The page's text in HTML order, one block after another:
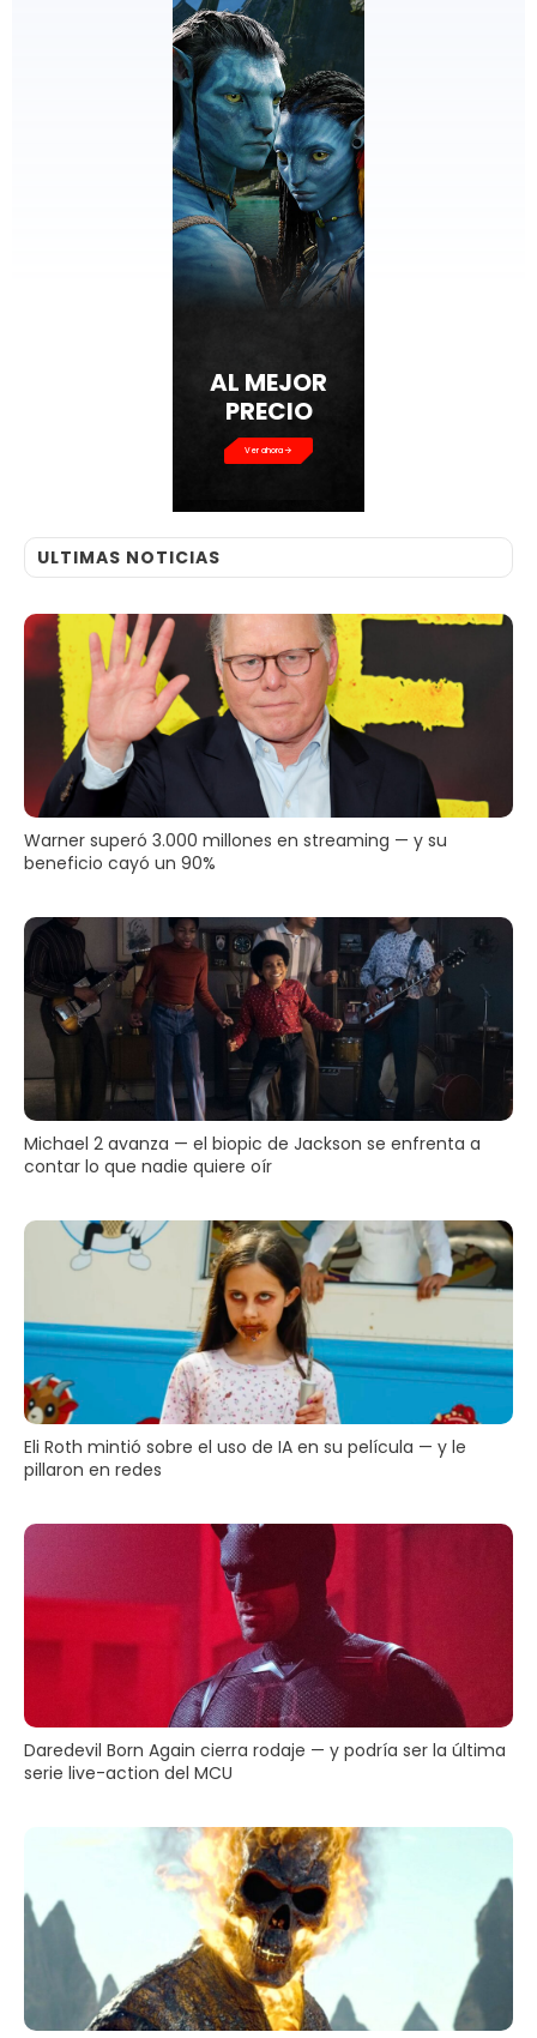
AL MEJOR
PRECIO
Ver ahora
ULTIMAS NOTICIAS
Warner superó 3.000 millones en streaming — y su
beneficio cayó un 90%
Michael 2 avanza — el biopic de Jackson se enfrenta a
contar lo que nadie quiere oír
Eli Roth mintió sobre el uso de IA en su película — y le
pillaron en redes
Daredevil Born Again cierra rodaje — y podría ser la última
serie live-action del MCU